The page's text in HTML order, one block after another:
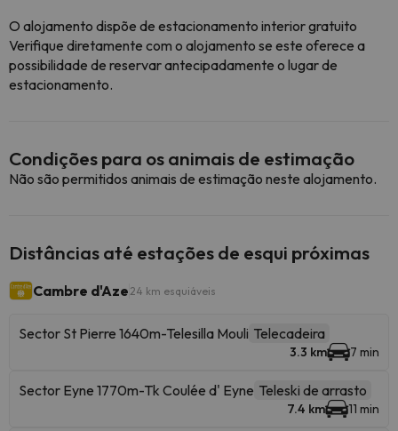
O alojamento dispõe de estacionamento interior gratuito
Verifique diretamente com o alojamento se este oferece a
possibilidade de reservar antecipadamente o lugar de
estacionamento.
Condições para os animais de estimação
Não são permitidos animais de estimação neste alojamento.
Distâncias até estações de esqui próximas
Cambre d'Aze 24 km esquiáveis
Sector St Pierre 1640m-Telesilla Mouli Telecadeira
3.3 km 7 min
Sector Eyne 1770m-Tk Coulée d' Eyne Teleski de arrasto
7.4 km 11 min